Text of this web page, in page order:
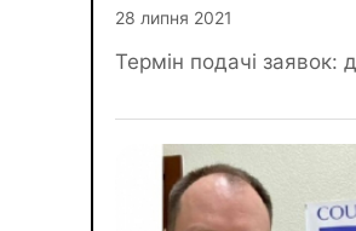
28 липня 2021
Термін подачі заявок: